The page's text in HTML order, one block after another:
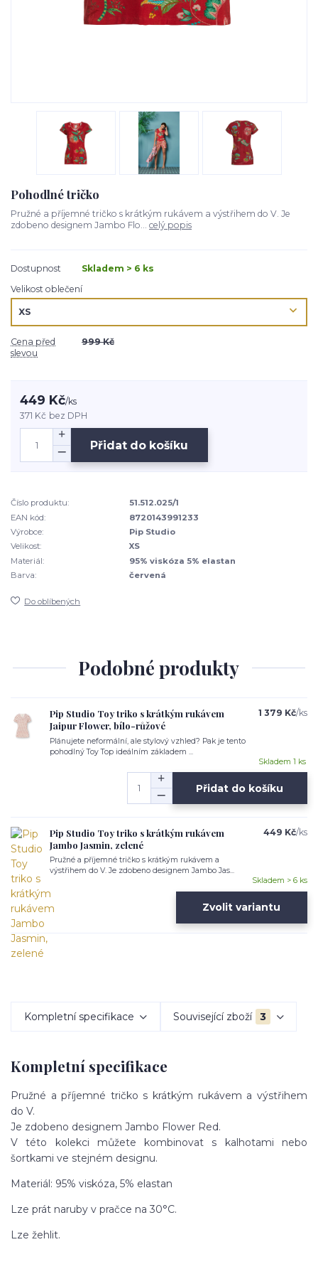
Pohodlné tričko
Pružné a příjemné tričko s krátkým rukávem a výstřihem do V. Je
zdobeno designem Jambo Flo... celý popis
Dostupnost
Skladem > 6 ks
Velikost oblečení
Cena před
slevou
999 Kč
449 Kč/ks
371 Kč bez DPH
Přidat do košíku
Číslo produktu:
51.512.025/1
EAN kód:
8720143991233
Výrobce:
Pip Studio
Velikost:
XS
Materiál:
95% viskóza 5% elastan
Barva:
červená
Do oblíbených
Podobné produkty
Pip Studio Toy triko s krátkým rukávem
Jaipur Flower, bílo-růžové
Plánujete neformální, ale stylový vzhled? Pak je tento
pohodlný Toy Top ideálním základem ...
1 379 Kč/ks
Skladem 1 ks
Přidat do košíku
Pip Studio Toy triko s krátkým rukávem
Jambo Jasmin, zelené
Pružné a příjemné tričko s krátkým rukávem a
výstřihem do V. Je zdobeno designem Jambo Jas...
449 Kč/ks
Skladem > 6 ks
Zvolit variantu
Kompletní specifikace Související zboží 3
Kompletní specifikace
Pružné a příjemné tričko s krátkým rukávem a výstřihem
do V.
Je zdobeno designem Jambo Flower Red.
V této kolekci můžete kombinovat s kalhotami nebo
šortkami ve stejném designu.
Materiál: 95% viskóza, 5% elastan
Lze prát naruby v pračce na 30°C.
Lze žehlit.